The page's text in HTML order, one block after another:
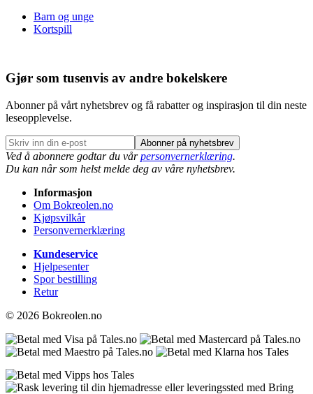
Barn og unge
Kortspill
Gjør som tusenvis av andre bokelskere
Abonner på vårt nyhetsbrev og få rabatter og inspirasjon til din neste
leseopplevelse.
Abonner på nyhetsbrev
Ved å abonnere godtar du vårpersonvernerklæring.
Du kan når som helst melde deg av våre nyhetsbrev.
Informasjon
Om Bokreolen.no
Kjøpsvilkår
Personvernerklæring
Kundeservice
Hjelpesenter
Spor bestilling
Retur
© 2026 Bokreolen.no